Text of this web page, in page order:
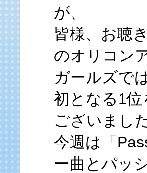
が、
皆様、お聴
のオリコン
ガールズで
初となる1
ございまし
今週は「
ー曲とパッ